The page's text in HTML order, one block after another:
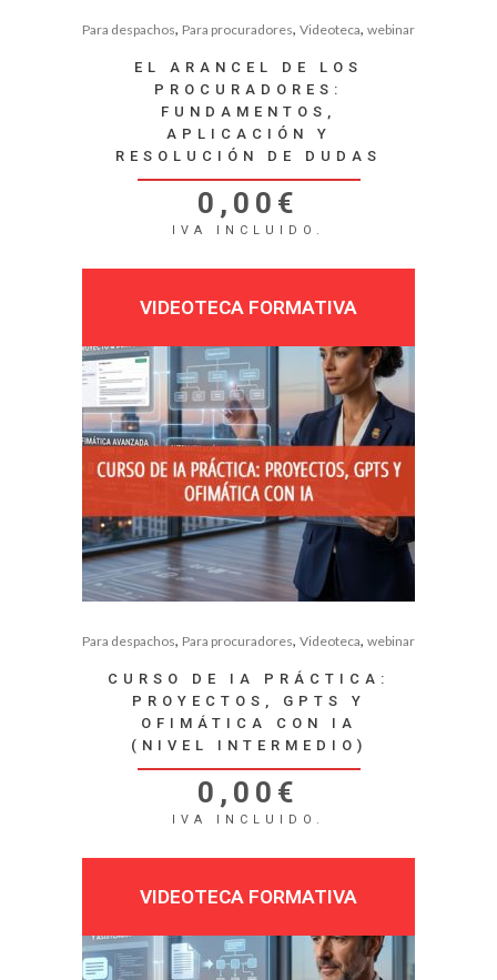
Para despachos, Para procuradores, Videoteca, webinar
EL ARANCEL DE LOS
PROCURADORES:
FUNDAMENTOS,
APLICACIÓN Y
RESOLUCIÓN DE DUDAS
0,00 €
IVA INCLUIDO.
VIDEOTECA FORMATIVA
Para despachos, Para procuradores, Videoteca, webinar
CURSO DE IA PRÁCTICA:
PROYECTOS, GPTS Y
OFIMÁTICA CON IA
(NIVEL INTERMEDIO)
0,00 €
IVA INCLUIDO.
VIDEOTECA FORMATIVA